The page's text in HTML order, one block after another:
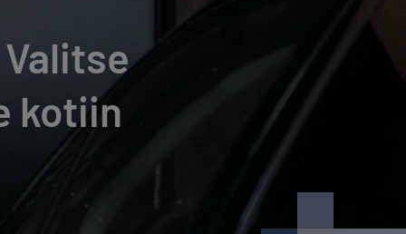
kotiin